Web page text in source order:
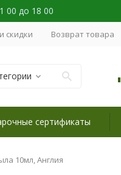
00 до 18 00
скидки Возврат товара
сертификаты
10мл, Англия